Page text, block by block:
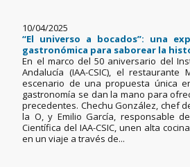
10/04/2025
“El universo a bocados”: una
gastronómica para saborear la
En el marco del 50 aniversario del
Andalucía (IAA-CSIC), el
escenario de una propuesta única
gastronomía se dan la mano para
precedentes. Chechu González, chef
la O, y Emilio García, responsable
Científica del IAA-CSIC, unen alta
en un viaje a través de...